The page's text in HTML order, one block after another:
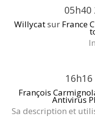
05h40
Willycatsur France
16h16
François
Antivirus
Sa description et